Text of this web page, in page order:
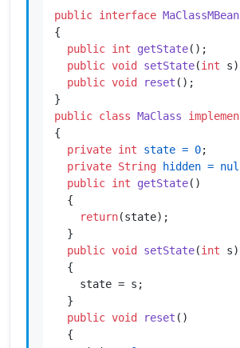
public interface MaClassMBean
{
public int getState() ;
public void setState(int s)
public void reset () ;
public class MaClass
{
private int state = 0;
private String hidden =
public int getState()
  {
return(state);
  }
public void setState(int s)
  {
    state = s;
  }
public void reset ()
  {